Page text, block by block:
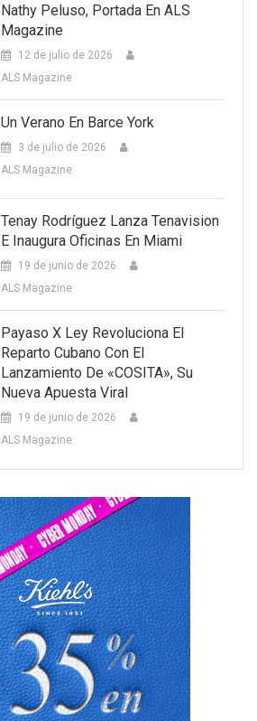
Nathy Peluso, Portada En ALS
Magazine
12 de julio de 2026
ALS Magazine
Un Verano En Barce York
3 de julio de 2026
ALS Magazine
Tenay Rodríguez Lanza Tenavision
E Inaugura Oficinas En Miami
19 de junio de 2026
ALS Magazine
Payaso X Ley Revoluciona El
Reparto Cubano Con El
Lanzamiento De «COSITA», Su
Nueva Apuesta Viral
19 de junio de 2026
ALS Magazine